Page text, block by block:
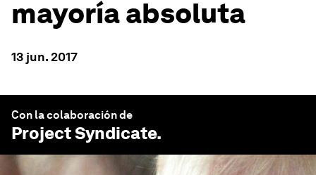
mayoría absoluta
13 jun. 2017
Con la colaboración de
Project Syndicate.